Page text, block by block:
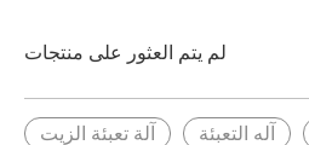
الاحتياجات المحددة لصناعات النفط
حول أنظمة التعبئة المتقدمة لدينا
لم يتم العثور على منتجات
آلة تعبئة الزيت آله التعبئة